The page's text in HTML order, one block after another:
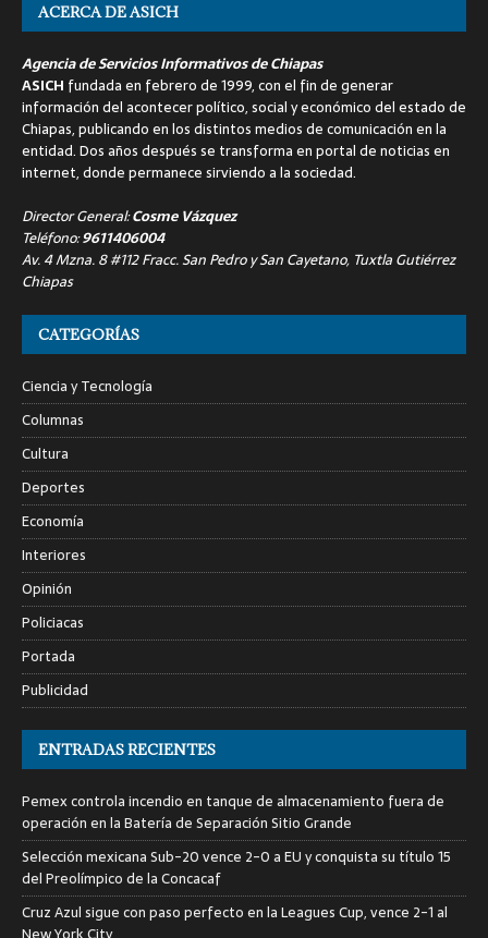
ACERCA DE ASICH
Agencia de Servicios Informativos de Chiapas
ASICH fundada en febrero de 1999, con el fin de generar
información del acontecer político, social y económico del estado de
Chiapas, publicando en los distintos medios de comunicación en la
entidad. Dos años después se transforma en portal de noticias en
internet, donde permanece sirviendo a la sociedad.
Director General:Cosme Vázquez
Teléfono:9611406004
Av. 4 Mzna. 8 #112 Fracc. San Pedro y San Cayetano, Tuxtla Gutiérrez
Chiapas
CATEGORÍAS
Ciencia y Tecnología
Columnas
Cultura
Deportes
Economía
Interiores
Opinión
Policiacas
Portada
Publicidad
ENTRADAS RECIENTES
Pemex controla incendio en tanque de almacenamiento fuera de
operación en la Batería de Separación Sitio Grande
Selección mexicana Sub-20 vence 2-0 a EU y conquista su título 15
del Preolímpico de la Concacaf
Cruz Azul sigue con paso perfecto en la Leagues Cup, vence 2-1 al